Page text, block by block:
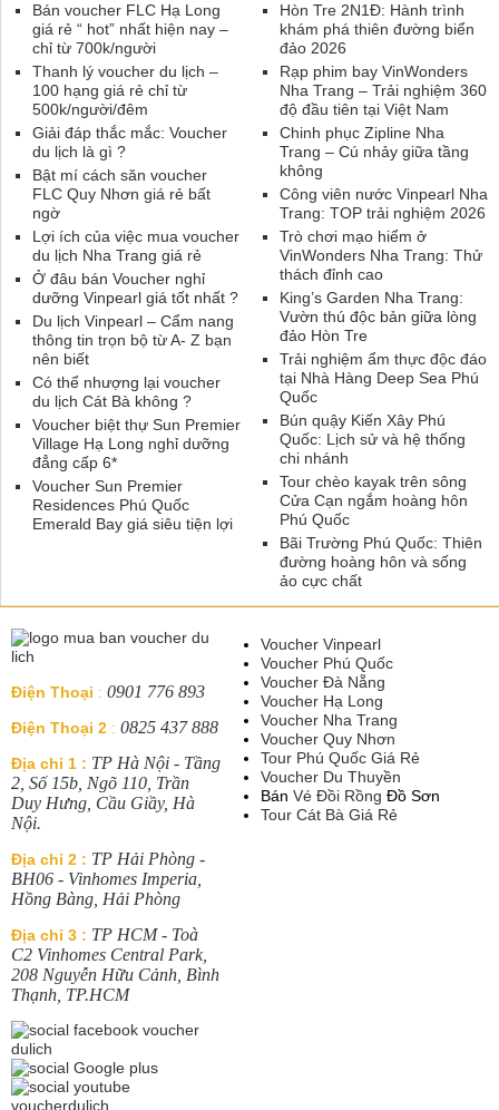
Hòn Tre 2N1Đ: Hành trình
khám phá thiên đường biển
đảo 2026
Rạp phim bay VinWonders
Nha Trang – Trải nghiệm 360
độ đầu tiên tại Việt Nam
Chinh phục Zipline Nha
Trang – Cú nhảy giữa tầng
không
Công viên nước Vinpearl Nha
Trang: TOP trải nghiệm 2026
Trò chơi mạo hiểm ở
VinWonders Nha Trang: Thử
thách đỉnh cao
King’s Garden Nha Trang:
Vườn thú độc bản giữa lòng
đảo Hòn Tre
Trải nghiệm ẩm thực độc đáo
tại Nhà Hàng Deep Sea Phú
Quốc
Bún quậy Kiến Xây Phú
Quốc: Lịch sử và hệ thống
chi nhánh
Tour chèo kayak trên sông
Cửa Cạn ngắm hoàng hôn
Phú Quốc
Bãi Trường Phú Quốc: Thiên
đường hoàng hôn và sống
ảo cực chất
Bán voucher FLC Hạ Long
giá rẻ “ hot” nhất hiện nay –
chỉ từ 700k/người
Thanh lý voucher du lịch –
100 hạng giá rẻ chỉ từ
500k/người/đêm
Giải đáp thắc mắc: Voucher
du lịch là gì ?
Bật mí cách săn voucher
FLC Quy Nhơn giá rẻ bất
ngờ
Lợi ích của việc mua voucher
du lịch Nha Trang giá rẻ
Ở đâu bán Voucher nghỉ
dưỡng Vinpearl giá tốt nhất ?
Du lịch Vinpearl – Cẩm nang
thông tin trọn bộ từ A- Z bạn
nên biết
Có thể nhượng lại voucher
du lịch Cát Bà không ?
Voucher biệt thự Sun Premier
Village Hạ Long nghỉ dưỡng
đẳng cấp 6*
Voucher Sun Premier
Residences Phú Quốc
Emerald Bay giá siêu tiện lợi
Điện Thoại : 0901 776 893
Điện Thoại 2 : 0825 437 888
Địa chỉ 1 : TP Hà Nội - Tầng
2, Số 15b, Ngõ 110, Trần
Duy Hưng, Cầu Giầy, Hà
Nội.
Địa chỉ 2 : TP Hải Phòng -
BH06 - Vinhomes Imperia,
Hồng Bàng, Hải Phòng
Địa chỉ 3 : TP HCM - Toà
C2 Vinhomes Central Park,
208 Nguyễn Hữu Cảnh, Bình
Thạnh, TP.HCM
Voucher Vinpearl
Voucher Phú Quốc
Voucher Đà Nẵng
Voucher Hạ Long
Voucher Nha Trang
Voucher Quy Nhơn
Tour Phú Quốc Giá Rẻ
Voucher Du Thuyền
Bán Vé Đồi Rồng Đồ Sơn
Tour Cát Bà Giá Rẻ